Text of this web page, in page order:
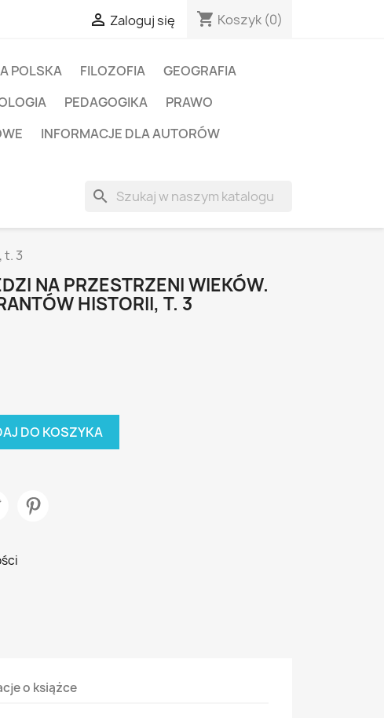
 Zaloguj się shopping_cart Koszyk (0)
POLSKA FILOZOFIA
GEOGRAFIA
PEDAGOGIKA
PRAWO
INFORMACJE DLA AUTORÓW
search
3
NA PRZESTRZENI WIEKÓW.
HISTORII, T. 3
DO KOSZYKA
o książce